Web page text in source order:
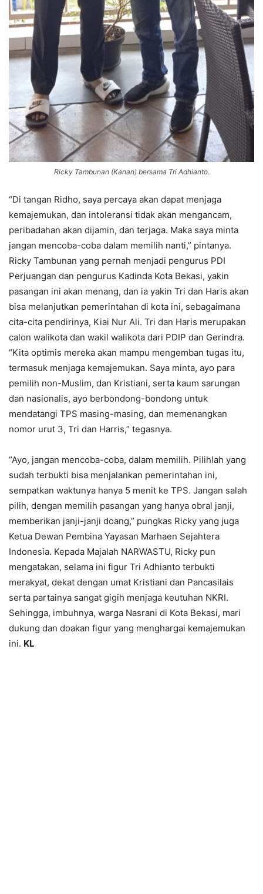
Ricky Tambunan (Kanan) bersama Tri Adhianto.
“Di tangan Ridho, saya percaya akan dapat menjaga
kemajemukan, dan intoleransi tidak akan mengancam,
peribadahan akan dijamin, dan terjaga. Maka saya minta
jangan mencoba-coba dalam memilih nanti,” pintanya.
Ricky Tambunan yang pernah menjadi pengurus PDI
Perjuangan dan pengurus Kadinda Kota Bekasi, yakin
pasangan ini akan menang, dan ia yakin Tri dan Haris akan
bisa melanjutkan pemerintahan di kota ini, sebagaimana
cita-cita pendirinya, Kiai Nur Ali. Tri dan Haris merupakan
calon walikota dan wakil walikota dari PDIP dan Gerindra.
“Kita optimis mereka akan mampu mengemban tugas itu,
termasuk menjaga kemajemukan. Saya minta, ayo para
pemilih non-Muslim, dan Kristiani, serta kaum sarungan
dan nasionalis, ayo berbondong-bondong untuk
mendatangi TPS masing-masing, dan memenangkan
nomor urut 3, Tri dan Harris,” tegasnya.
“Ayo, jangan mencoba-coba, dalam memilih. Pilihlah yang
sudah terbukti bisa menjalankan pemerintahan ini,
sempatkan waktunya hanya 5 menit ke TPS. Jangan salah
pilih, dengan memilih pasangan yang hanya obral janji,
memberikan janji-janji doang,” pungkas Ricky yang juga
Ketua Dewan Pembina Yayasan Marhaen Sejahtera
Indonesia. Kepada Majalah NARWASTU, Ricky pun
mengatakan, selama ini figur Tri Adhianto terbukti
merakyat, dekat dengan umat Kristiani dan Pancasilais
serta partainya sangat gigih menjaga keutuhan NKRI.
Sehingga, imbuhnya, warga Nasrani di Kota Bekasi, mari
dukung dan doakan figur yang menghargai kemajemukan
ini. KL